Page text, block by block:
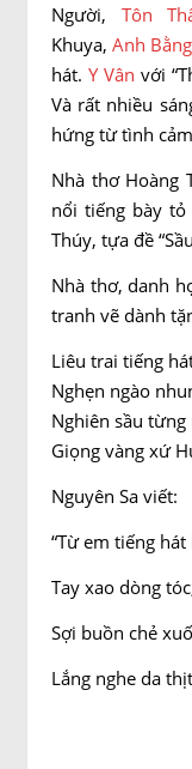
Người, Tôn
Khuya,Anh Bằng
hát.Y Vân với
Và rất nhiều
hứng từ tình
Nhà thơ Hoàng
nổi tiếng bày tỏ
Thúy, tựa đề
Nhà thơ, danh
tranh vẽ dành
Liêu trai tiếng
Nghẹn ngào
Nghiên sầu
Giọng vàng xứ
Nguyên Sa viết:
“Từ em tiếng
Tay xao dòng
Sợi buồn chẻ
Lắng nghe da